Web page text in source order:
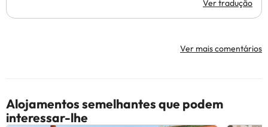
Ver tradução
Ver mais comentários
Alojamentos semelhantes que podem
interessar-lhe